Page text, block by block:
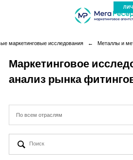
Компания
Услуги
Новая реальность
маркетинговые исследования ← Металлы и
Маркетинговое
анализ рынка
По всем отраслям